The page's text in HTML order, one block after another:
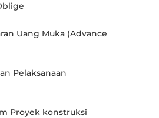
Uang Muka (Advance
Pelaksanaan
Proyek konstruksi